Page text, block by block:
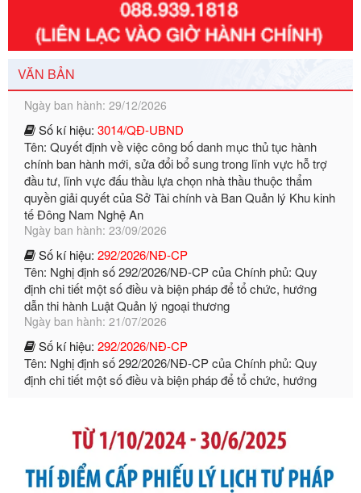
VĂN BẢN
351/2025/NĐ-CP
Tên: Nghị định số 351/2025/NĐ-CP của Chính phủ: Quy
định chuẩn nghèo đa chiều quốc gia giai đoạn 2026 - 2030
Ngày ban hành: 29/12/2026
Số kí hiệu:3014/QĐ-UBND
Tên: Quyết định về việc công bố danh mục thủ tục hành
chính ban hành mới, sửa đổi bổ sung trong lĩnh vực hỗ trợ
đầu tư, lĩnh vực đấu thầu lựa chọn nhà thầu thuộc thẩm
quyền giải quyết của Sở Tài chính và Ban Quản lý Khu kinh
tế Đông Nam Nghệ An
Ngày ban hành: 23/09/2026
Số kí hiệu: 292/2026/NĐ-CP
Tên: Nghị định số 292/2026/NĐ-CP của Chính phủ: Quy
định chi tiết một số điều và biện pháp để tổ chức, hướng
dẫn thi hành Luật Quản lý ngoại thương
Ngày ban hành: 21/07/2026
Số kí hiệu:292/2026/NĐ-CP
Tên: Nghị định số 292/2026/NĐ-CP của Chính phủ: Quy
định chi tiết một số điều và biện pháp để tổ chức, hướng
dẫn thi hành Luật Quản lý ngoại thương
Ngày ban hành: 21/07/2026
bỏ Thông tư số 87/2019/TT- BТC ngày 19 tháng 12 năm
2019 của Bộ trưởng Bộ Tài chính hướng dẫn thực hiện xử
phạt vi phạm hành chính trong lĩnh vực kho bạc nhà nước
Ngày ban hành: 21/07/2026